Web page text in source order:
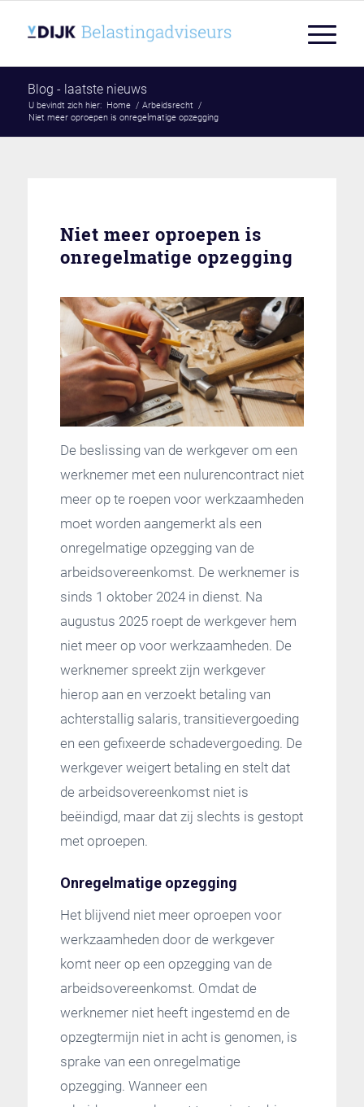
Blog - laatste nieuws
U bevindt zich hier: Home / Arbeidsrecht /
Niet meer oproepen is onregelmatige opzegging
Niet meer oproepen is
onregelmatige opzegging
De beslissing van de werkgever om een
werknemer met een nulurencontract niet
meer op te roepen voor werkzaamheden
moet worden aangemerkt als een
onregelmatige opzegging van de
arbeidsovereenkomst. De werknemer is
sinds 1 oktober 2024 in dienst. Na
augustus 2025 roept de werkgever hem
niet meer op voor werkzaamheden. De
werknemer spreekt zijn werkgever
hierop aan en verzoekt betaling van
achterstallig salaris, transitievergoeding
en een gefixeerde schadevergoeding. De
werkgever weigert betaling en stelt dat
de arbeidsovereenkomst niet is
beëindigd, maar dat zij slechts is gestopt
met oproepen.
Onregelmatige opzegging
Het blijvend niet meer oproepen voor
werkzaamheden door de werkgever
komt neer op een opzegging van de
arbeidsovereenkomst. Omdat de
werknemer niet heeft ingestemd en de
opzegtermijn niet in acht is genomen, is
sprake van een onregelmatige
opzegging. Wanneer een